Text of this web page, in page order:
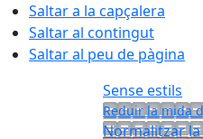
Saltar a la capçalera
Saltar al contingut
Saltar al peu de pàgina
Sense estils
Reduir la mida
Normalitzar